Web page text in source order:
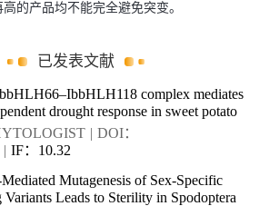
的产品均不能完全避免突变。
已发表文献
complex mediates
drought response in sweet potato
| DOI：
| IF：10.32
Mutagenesis of Sex-Specific
Leads to Sterility in Spodoptera